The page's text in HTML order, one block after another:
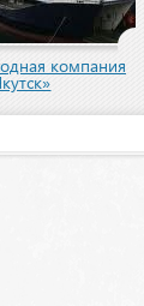
порт «Якутск»